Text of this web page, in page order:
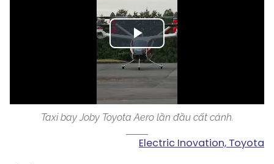
Play
Video
Taxi bay Joby Toyota Aero lần đầu cất cánh.
Electric Inovation, Toyota